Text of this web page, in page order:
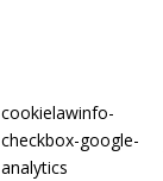
cookielawinfo-
checkbox-google-
analytics